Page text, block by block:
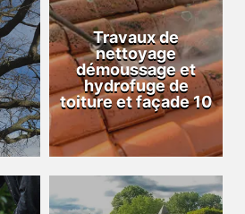
Travaux de
nettoyage
démoussage et
hydrofuge de
toiture et façade 10